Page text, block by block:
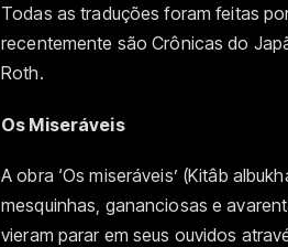
Todas as traduções foram feitas
recentemente são Crônicas do
Roth.
Os Miseráveis
A obra ‘Os miseráveis’ (Kitâb
mesquinhas, gananciosas e
vieram parar em seus ouvidos